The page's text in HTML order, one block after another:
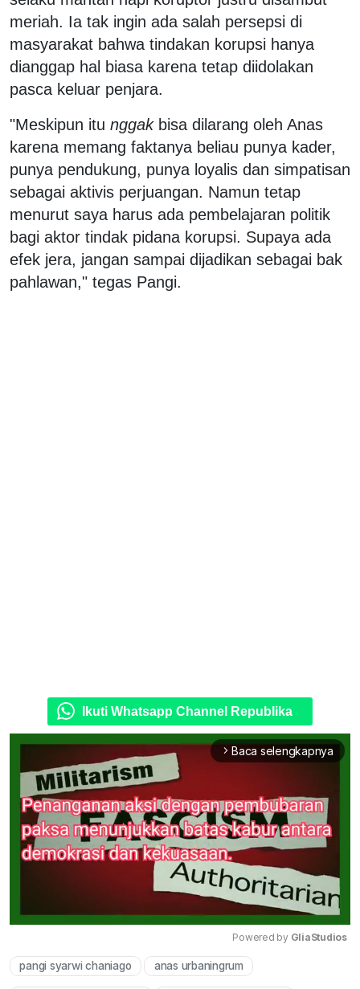
meriah. Ia tak ingin ada salah persepsi di
masyarakat bahwa tindakan korupsi hanya
dianggap hal biasa karena tetap diidolakan
pasca keluar penjara.
"Meskipun itu nggakbisa dilarang oleh Anas
karena memang faktanya beliau punya kader,
punya pendukung, punya loyalis dan simpatisan
sebagai aktivis perjuangan. Namun tetap
menurut saya harus ada pembelajaran politik
bagi aktor tindak pidana korupsi. Supaya ada
efek jera, jangan sampai dijadikan sebagai bak
pahlawan," tegas Pangi.
Ikuti Whatsapp Channel Republika
arrow_forward_ios Baca selengkapnya
Powered by GliaStudios
pangi syarwi chaniago anas urbaningrum